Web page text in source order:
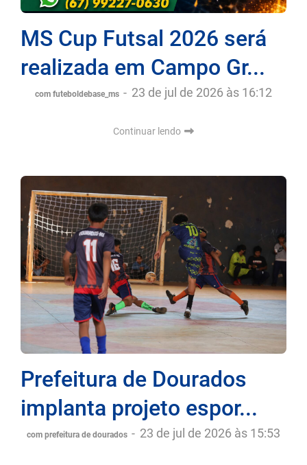
MS Cup Futsal 2026 será
realizada em Campo Gr...
com futeboldebase_ms - 23 de jul de 2026 às 16:12
Continuar lendo
Prefeitura de Dourados
implanta projeto espor...
com prefeitura de dourados - 23 de jul de 2026 às 15:53